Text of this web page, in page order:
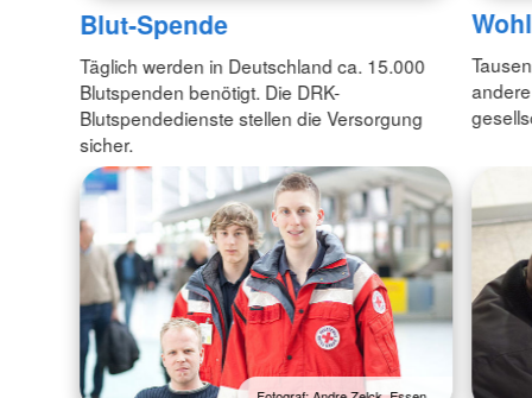
Blut-Spende
Täglich werden in Deutschland ca. 15.000
Blutspenden benötigt. Die DRK-
Blutspendedienste stellen die Versorgung
sicher.